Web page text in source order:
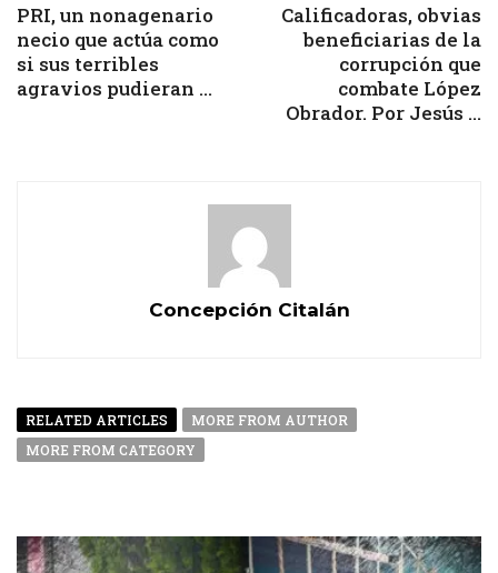
PRI, un nonagenario
necio que actúa como
si sus terribles
agravios pudieran ...
Calificadoras, obvias
beneficiarias de la
corrupción que
combate López
Obrador. Por Jesús ...
Concepción Citalán
RELATED ARTICLES
MORE FROM AUTHOR
MORE FROM CATEGORY